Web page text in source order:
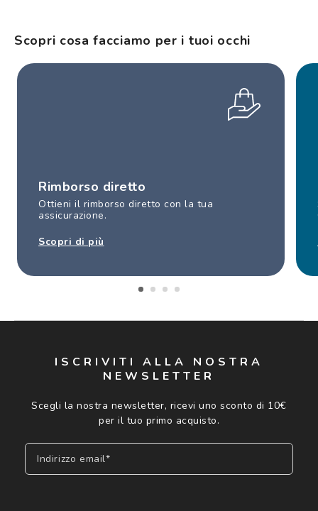
Scopri cosa facciamo per i tuoi occhi
Rimborso diretto
Ottieni il rimborso diretto con la tua
assicurazione.
Scopri di più
ISCRIVITI ALLA NOSTRA
NEWSLETTER
Scegli la nostra newsletter, ricevi uno sconto di 10€
per il tuo primo acquisto.
Indirizzo email*